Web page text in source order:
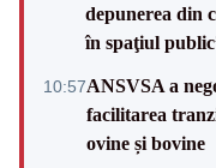
depunerea din
în spaţiul
10:57ANSVSA a
facilitarea
ovine și bovine